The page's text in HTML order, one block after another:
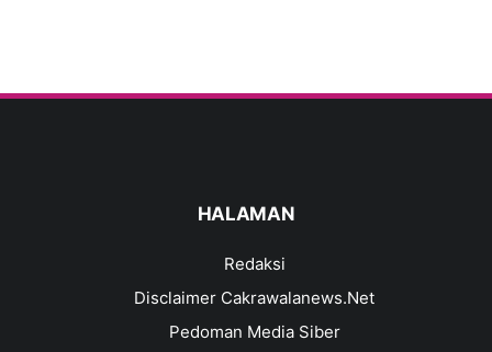
HALAMAN
Redaksi
Disclaimer Cakrawalanews.Net
Pedoman Media Siber